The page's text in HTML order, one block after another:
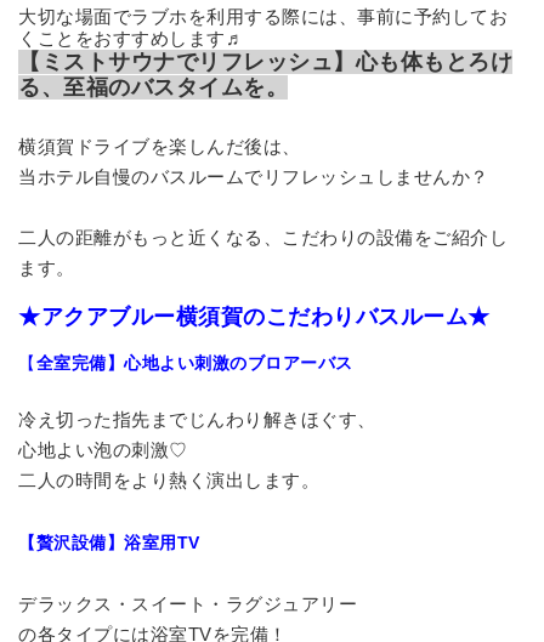
大切な場面でラブホを利用する際には、事前に予約してお
くことをおすすめします♬
【ミストサウナでリフレッシュ】心も体もとろけ
る、至福のバスタイムを。
横須賀ドライブを楽しんだ後は、
当ホテル自慢のバスルームでリフレッシュしませんか？
二人の距離がもっと近くなる、こだわりの設備をご紹介し
ます。
★アクアブルー横須賀のこだわりバスルーム★
【全室完備】心地よい刺激のブロアーバス
冷え切った指先までじんわり解きほぐす、
心地よい泡の刺激♡
二人の時間をより熱く演出します。
【贅沢設備】浴室用TV
デラックス・スイート・ラグジュアリー
の各タイプには浴室TVを完備！